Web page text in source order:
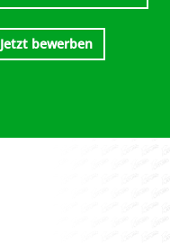
Jetzt bewerben